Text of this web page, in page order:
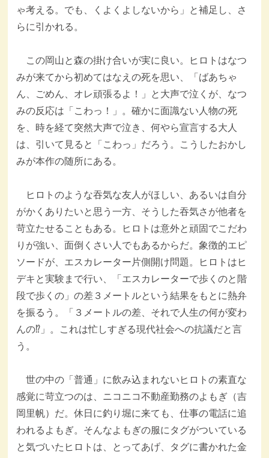
ゃ考える。でも、くよくよしないから」と補足し、さ
らに引かれる。
この岡山と森の掛け合いが実に良い。ヒロトはなつ
みが来てから初めてはなえの死を思い、「ばあちゃ
ん、ごめん、オレ頑張るよ！」と大声で泣くが、なつ
みの反応は「こわっ！」。確かに面識ない人物の死
を、時を経て突然大声で泣き、何やら宣言する大人
は、引いて見ると「こわっ」だろう。こうしたおかし
みが本作の随所にある。
ヒロトのような吞気な友人がほしい、あるいは自分
がかくありたいと思う一方、そうした吞気さが他者を
苛立たせることもある。ヒロトは意外と頑固でこだわ
りが強い、面倒くさい人でもあるからだ。象徴的エピ
ソードが、エスカレーター片側開け問題。ヒロトはヒ
デキと実験まで行い、「エスカレーターで歩くのと階
段で歩くの」の差３メートルという結果をもとに熱弁
を振るう。「３メートルの差、それで人生の何が変わ
んの⁉」。これは忙しすぎる現代社会への抗議だと言
う。
世の中の「普通」に飲み込まれないヒロトの素直な
感覚に苛立つのは、ニコニコ不動産勤務のよもぎ（吉
岡里帆）だ。休日に釣り堀に来ても、仕事の電話に追
われるよもぎ。そんなよもぎの服にタグがついている
と気づいたヒロトは、とってあげ、タグに書かれた金